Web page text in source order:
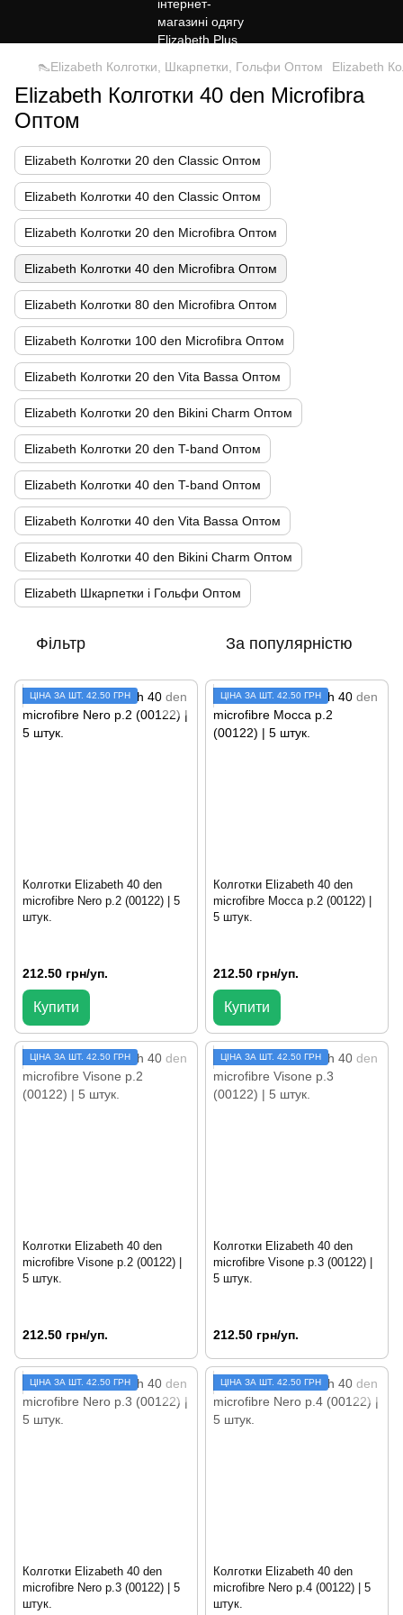
👠Elizabeth Колготки, Шкарпетки, Гольфи Оптом Elizabeth
Elizabeth Колготки 40 den Microfibra
Оптом
Elizabeth Колготки 20 den Classic Оптом
Elizabeth Колготки 40 den Classic Оптом
Elizabeth Колготки 20 den Microfibra Оптом
Elizabeth Колготки 40 den Microfibra Оптом
Elizabeth Колготки 80 den Microfibra Оптом
Elizabeth Колготки 100 den Microfibra Оптом
Elizabeth Колготки 20 den Vita Bassa Оптом
Elizabeth Колготки 20 den Bikini Charm Оптом
Elizabeth Колготки 20 den T-band Оптом
Elizabeth Колготки 40 den T-band Оптом
Elizabeth Колготки 40 den Vita Bassa Оптом
Elizabeth Колготки 40 den Bikini Charm Оптом
Elizabeth Шкарпетки і Гольфи Оптом
Фільтр За популярністю
ЦIНА ЗА ШТ. 42.50 ГРН
Колготки Elizabeth 40 den
microfibre Nero р.2 (00122) | 5
штук.
212.50 грн/уп.
Купити
ЦIНА ЗА ШТ. 42.50 ГРН
Колготки Elizabeth 40 den
microfibre Mocca р.2 (00122) |
5 штук.
212.50 грн/уп.
Купити
ЦIНА ЗА ШТ. 42.50 ГРН
Колготки Elizabeth 40 den
microfibre Visone р.2 (00122) |
5 штук.
212.50 грн/уп.
ЦIНА ЗА ШТ. 42.50 ГРН
Колготки Elizabeth 40 den
microfibre Visone р.3 (00122) |
5 штук.
212.50 грн/уп.
ЦIНА ЗА ШТ. 42.50 ГРН
Колготки Elizabeth 40 den
microfibre Nero р.3 (00122) | 5
штук.
ЦIНА ЗА ШТ. 42.50 ГРН
Колготки Elizabeth 40 den
microfibre Nero р.4 (00122) | 5
штук.